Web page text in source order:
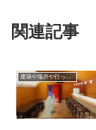
関連記事
建築や場所や行ったところ